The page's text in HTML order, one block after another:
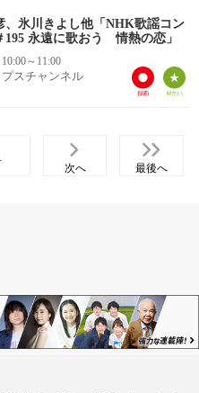
、氷川きよし他「NHK歌謡コン
195 永遠に歌おう 情熱の恋」
10:00～11:00
スチャンネル
次へ 最後へ